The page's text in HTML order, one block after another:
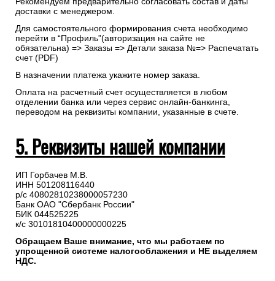
доставки с менеджером.
Для самостоятельного формирования счета необходимо
перейти в “Профиль”(авторизация на сайте не
обязательна) => Заказы => Детали заказа №=> Распечатать
счет (PDF)
В назначении платежа укажите номер заказа.
Оплата на расчетный счет осуществляется в любом
отделении банка или через сервис онлайн-банкинга,
переводом на реквизиты компании, указанные в счете.
5. Реквизиты нашей компании
ИП Горбачев М.В.
ИНН 501208116440
р/с 40802810238000057230
Банк ОАО "Сбербанк России"
БИК 044525225
к/с 30101810400000000225
Обращаем Ваше внимание, что мы работаем по
упрощенной системе налогооблажения и НЕ выделяем
НДС.